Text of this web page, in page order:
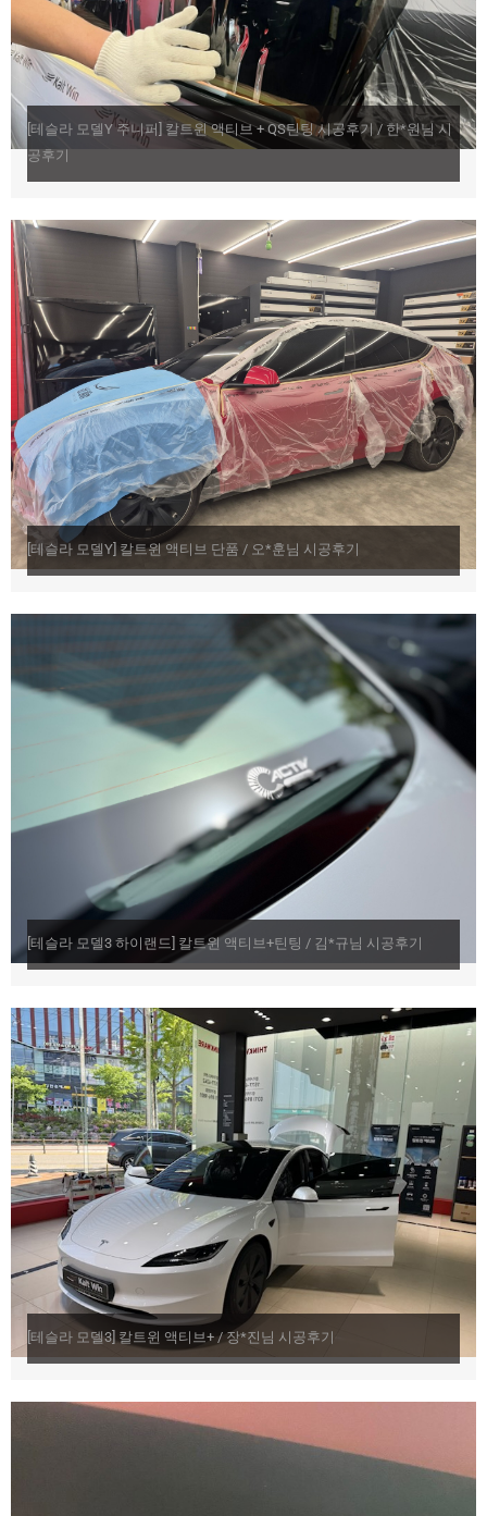
[테슬라 모델Y 주니퍼] 칼트윈 액티브 + QS틴팅 시공후기 / 한*원님 시
공후기
[테슬라 모델Y] 칼트윈 액티브 단품 / 오*훈님 시공후기
[테슬라 모델3 하이랜드] 칼트윈 액티브+틴팅 / 김*규님 시공후기
[테슬라 모델3] 칼트윈 액티브+ / 장*진님 시공후기​